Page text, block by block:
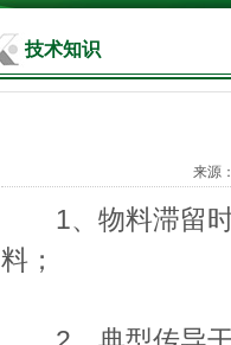
技术知识
来源
1、物料滞留时
料；